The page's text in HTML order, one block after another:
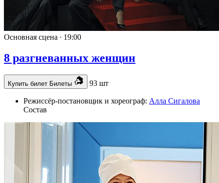
Основная сцена ∙ 19:00
8 разгневанных женщин
Купить билет Билеты 93 шт
Режиссёр-постановщик и хореограф: Алла Сигалова
Состав